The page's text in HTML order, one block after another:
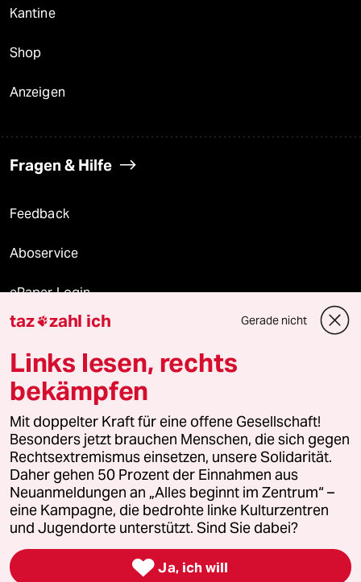
Kantine
Shop
Anzeigen
Fragen & Hilfe
Feedback
Aboservice
ePaper Login
Downloads für Abonnierende
© 2026 taz Verlags und Vertriebs GmbH
Alle Rechte vorbehalten. Bei rechtlichen Fragen oder für Genehmigungen
wenden Sie sich bitte an
lizenzen@taz.de
Feedback Redaktionsstatut Kommune-Richtlinien
Leitlinie Informant Datenschutz Impressum AGB
Seitenwende Einwilligungen widerrufen (Ads)
taz zahl ich Gerade nicht
Links lesen, rechts
bekämpfen
Mit doppelter Kraft für eine offene Gesellschaft!
Besonders jetzt brauchen Menschen, die sich gegen
Rechtsextremismus einsetzen, unsere Solidarität.
Daher gehen 50 Prozent der Einnahmen aus
Neuanmeldungen an „Alles beginnt im Zentrum“ –
eine Kampagne, die bedrohte linke Kulturzentren
und Jugendorte unterstützt. Sind Sie dabei?
 Ja, ich will